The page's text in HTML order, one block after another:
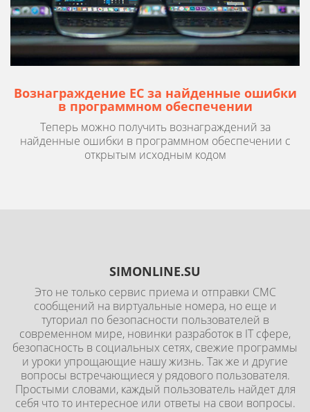
Вознаграждение ЕС за найденные ошибки
в программном обеспечении
Теперь можно получить вознаграждений за
найденные ошибки в программном обеспечении с
открытым исходным кодом
SIMONLINE.SU
Это не только сервис приема и отправки СМС
сообщений на виртуальные номера, но еще и
туториал по безопасности пользователей в
современном мире, новинки разработок в IT сфере,
безопасность в социальных сетях, свежие программы
и уроки упрощающие нашу жизнь. Так же и другие
вопросы встречающиеся у рядового пользователя.
Простыми словами, каждый пользователь найдет для
себя что то интересное или ответы на свои вопросы.